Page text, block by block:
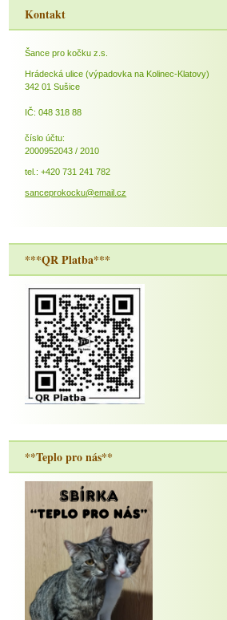
Kontakt
Šance pro kočku z.s.
Hrádecká ulice (výpadovka na Kolinec-Klatovy)
342 01 Sušice
IČ: 048 318 88
číslo účtu:
2000952043 / 2010
tel.: +420 731 241 782
sanceprokocku@email.cz
***QR Platba***
**Teplo pro nás**